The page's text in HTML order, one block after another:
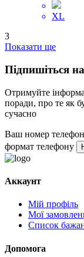
XL
3
Показати ще
Підпишіться
Отримуйте
поради, про те як
сучасно
Ваш номер
формат телефону
Аккаунт
Мій профіль
Мої
Список
Допомога